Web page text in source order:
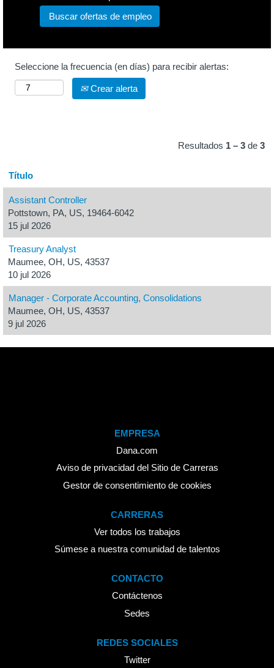
Seleccione la frecuencia (en días) para recibir alertas:
Crear alerta
Resultados 1 – 3 de 3
Título
Assistant Controller
Pottstown, PA, US, 19464-6042
15 jul 2026
Treasury Analyst
Maumee, OH, US, 43537
10 jul 2026
Manager - Corporate Accounting, Consolidations
Maumee, OH, US, 43537
9 jul 2026
EMPRESA
Dana.com
Aviso de privacidad del Sitio de Carreras
Gestor de consentimiento de cookies
CARRERAS
Ver todos los trabajos
Súmese a nuestra comunidad de talentos
CONTACTO
Contáctenos
Sedes
REDES SOCIALES
Twitter